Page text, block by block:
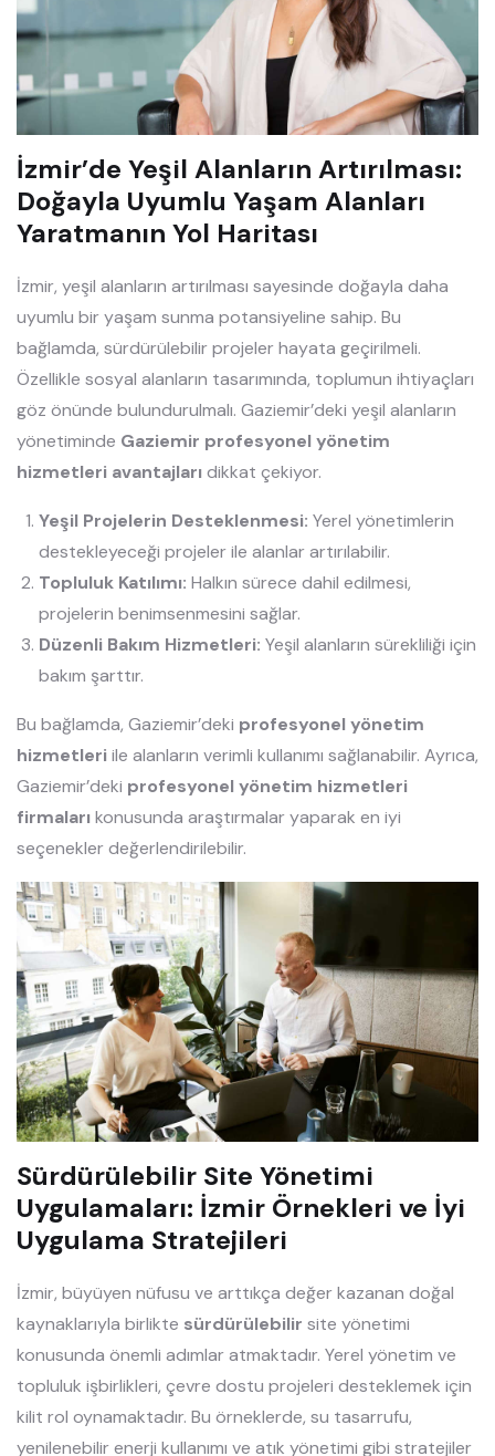
İzmir’de Yeşil Alanların Artırılması:
Doğayla Uyumlu Yaşam Alanları
Yaratmanın Yol Haritası
İzmir, yeşil alanların artırılması sayesinde doğayla daha
uyumlu bir yaşam sunma potansiyeline sahip. Bu
bağlamda, sürdürülebilir projeler hayata geçirilmeli.
Özellikle sosyal alanların tasarımında, toplumun ihtiyaçları
göz önünde bulundurulmalı. Gaziemir’deki yeşil alanların
yönetiminde Gaziemir profesyonel yönetim
hizmetleri avantajlarıdikkat çekiyor.
Yeşil Projelerin Desteklenmesi: Yerel yönetimlerin
destekleyeceği projeler ile alanlar artırılabilir.
Topluluk Katılımı: Halkın sürece dahil edilmesi,
projelerin benimsenmesini sağlar.
Düzenli Bakım Hizmetleri: Yeşil alanların sürekliliği için
bakım şarttır.
Bu bağlamda, Gaziemir’deki profesyonel yönetim
hizmetleriile alanların verimli kullanımı sağlanabilir. Ayrıca,
Gaziemir’deki profesyonel yönetim hizmetleri
firmalarıkonusunda araştırmalar yaparak en iyi
seçenekler değerlendirilebilir.
Sürdürülebilir Site Yönetimi
Uygulamaları: İzmir Örnekleri ve İyi
Uygulama Stratejileri
İzmir, büyüyen nüfusu ve arttıkça değer kazanan doğal
kaynaklarıyla birlikte sürdürülebilir site yönetimi
konusunda önemli adımlar atmaktadır. Yerel yönetim ve
topluluk işbirlikleri, çevre dostu projeleri desteklemek için
kilit rol oynamaktadır. Bu örneklerde, su tasarrufu,
yenilenebilir enerji kullanımı ve atık yönetimi gibi stratejiler